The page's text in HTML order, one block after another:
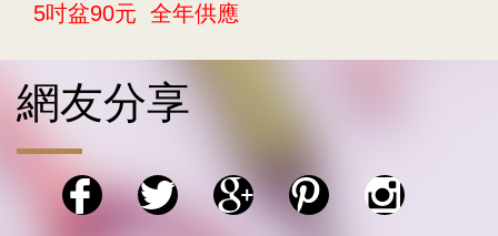
5吋盆90元 全年供應
網友分享